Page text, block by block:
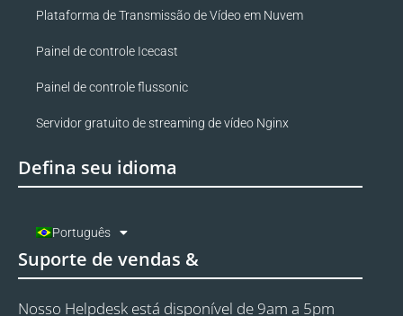
Plataforma de Transmissão de Vídeo em Nuvem
Painel de controle Icecast
Painel de controle flussonic
Servidor gratuito de streaming de vídeo Nginx
Defina seu idioma
Português
Suporte de vendas &
Nosso Helpdesk está disponível de 9am a 5pm